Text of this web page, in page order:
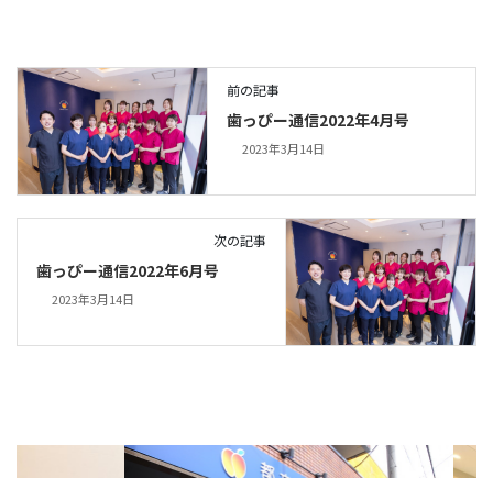
前の記事
歯っぴー通信2022年4月号
2023年3月14日
次の記事
歯っぴー通信2022年6月号
2023年3月14日